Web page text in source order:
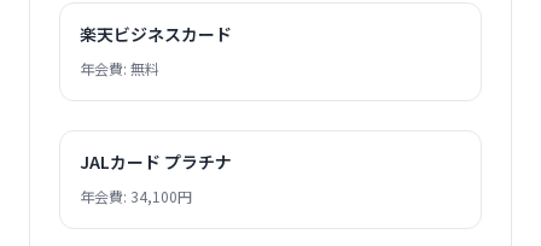
楽天ビジネスカード
年会費: 無料
JALカード プラチナ
年会費: 34,100円